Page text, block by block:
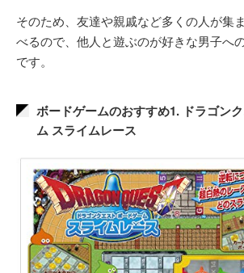
そのため、友達や親戚など多くの人が集
べるので、他人と遊ぶのが好きな男子へ
です。
ボードゲームのおすすめ1. ドラゴン
ム スライムレース